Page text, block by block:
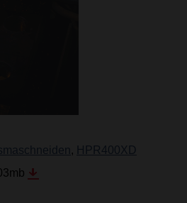
, HPR400XD
mb